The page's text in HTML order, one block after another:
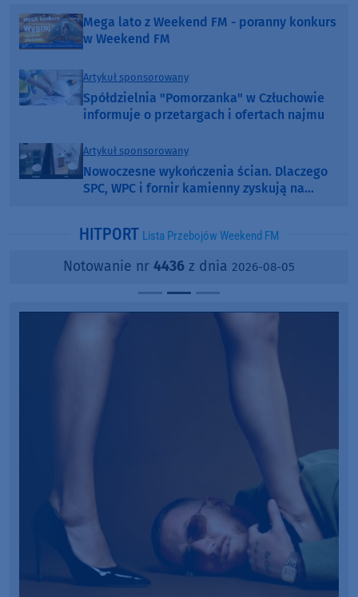
Mega lato z Weekend FM - poranny konkurs
w Weekend FM
Artykuł sponsorowany
Spółdzielnia "Pomorzanka" w Człuchowie
informuje o przetargach i ofertach najmu
Artykuł sponsorowany
Nowoczesne wykończenia ścian. Dlaczego
SPC, WPC i fornir kamienny zyskują na
HITPORT Lista Przebojów Weekend FM
Notowanie nr 4436 z dnia 2026-08-05